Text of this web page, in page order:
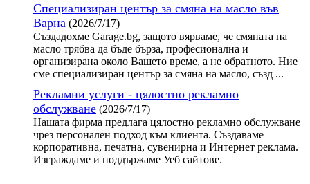
Специализиран център за смяна на масло във
Варна (2026/7/17)
Създадохме Garage.bg, защото вярваме, че смяната на
масло трябва да бъде бърза, професионална и
организирана около Вашето време, а не обратното. Ние
сме специализиран център за смяна на масло, създ ...
Рекламни услуги - цялостно рекламно
обслужване (2026/7/17)
Нашата фирма предлага цялостно рекламно обслужване
чрез персонален подход към клиента. Създаваме
корпоративна, печатна, сувенирна и Интернет реклама.
Изграждаме и поддържаме Уеб сайтове.